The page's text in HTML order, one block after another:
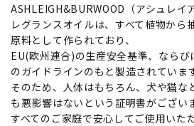
ASHLEIGH&BURWOOD（アシュレイ
レグランスオイルは、すべて植物から
原料として作られており、
EU(欧州連合)の生産安全基準、なら
のガイドラインのもと製造されていま
そのため、人体はもちろん、犬や猫な
も悪影響はないという証明書がござい
すべてのご家庭で安心してご使用いた